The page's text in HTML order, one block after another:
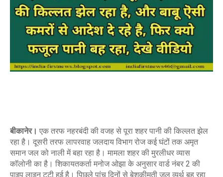
बीकानेर। एक तरफ नहरबंदी की वजह से पूरा शहर पानी की किल्लत झेल
रहा है। दूसरी तरफ लापरवाह जलदाय विभाग रोज कई घंटों तक अमृत
समान जल को नाली में बहा रहा है। मामला शहर की मुरलीधर व्यास
कॉलोनी का है। शिकायतकर्ता मनोज ओझा के अनुसार वार्ड नंबर 2 की
पाइप लाइन टूटी हुई है। पिछले पांच दिनों से बेशकीमती जल व्यर्थ बह रहा